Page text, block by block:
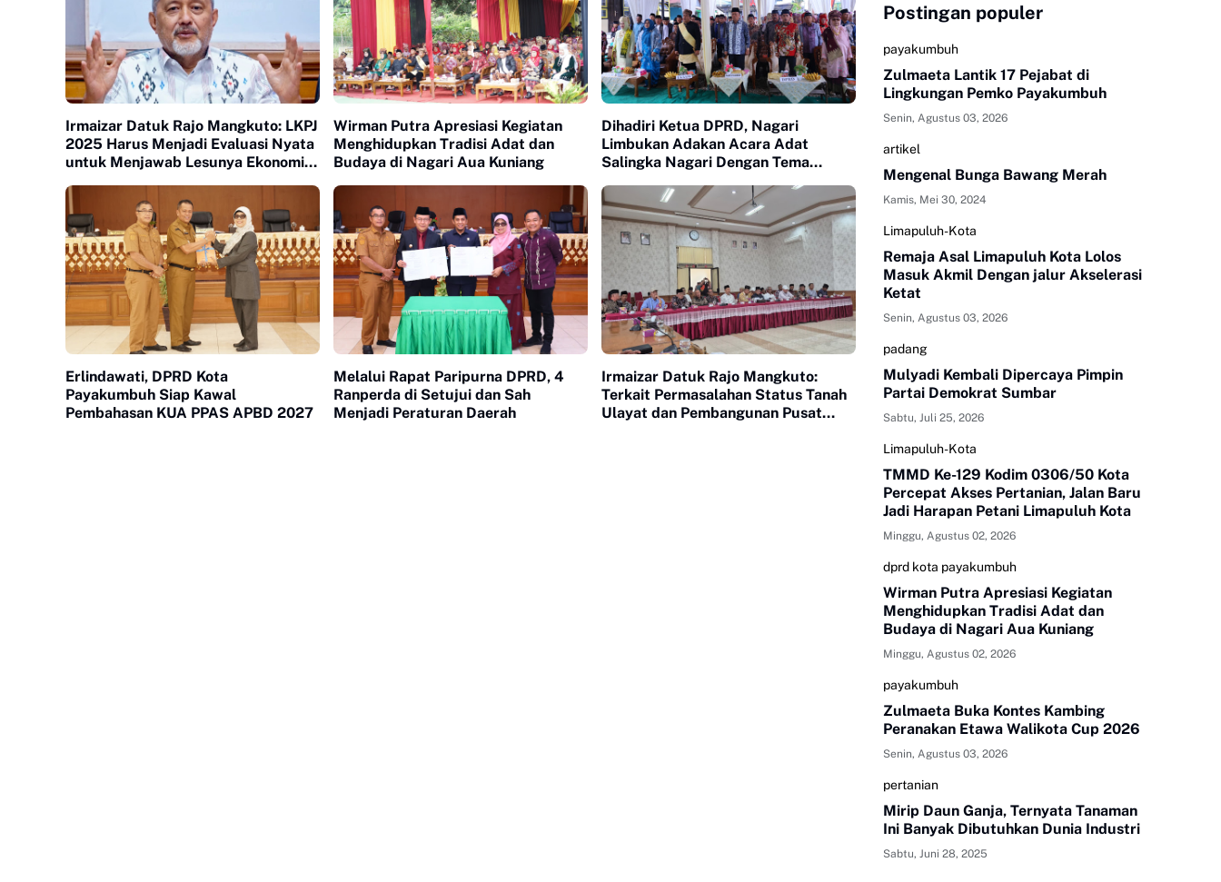
Irmaizar Datuk Rajo Mangkuto: LKPJ
2025 Harus Menjadi Evaluasi Nyata
untuk Menjawab Lesunya Ekonomi
Wirman Putra Apresiasi Kegiatan
Menghidupkan Tradisi Adat dan
Budaya di Nagari Aua Kuniang
Dihadiri Ketua DPRD, Nagari
Limbukan Adakan Acara Adat
Salingka Nagari Dengan Tema
Erlindawati, DPRD Kota
Payakumbuh Siap Kawal
Pembahasan KUA PPAS APBD 2027
Melalui Rapat Paripurna DPRD, 4
Ranperda di Setujui dan Sah
Menjadi Peraturan Daerah
Irmaizar Datuk Rajo Mangkuto:
Terkait Permasalahan Status Tanah
Ulayat dan Pembangunan Pusat
Postingan populer
payakumbuh
Zulmaeta Lantik 17 Pejabat di
Lingkungan Pemko Payakumbuh
Senin, Agustus 03, 2026
artikel
Mengenal Bunga Bawang Merah
Kamis, Mei 30, 2024
Limapuluh-Kota
Remaja Asal Limapuluh Kota Lolos
Masuk Akmil Dengan jalur Akselerasi
Ketat
Senin, Agustus 03, 2026
padang
Mulyadi Kembali Dipercaya Pimpin
Partai Demokrat Sumbar
Sabtu, Juli 25, 2026
Limapuluh-Kota
TMMD Ke-129 Kodim 0306/50 Kota
Percepat Akses Pertanian, Jalan Baru
Jadi Harapan Petani Limapuluh Kota
Minggu, Agustus 02, 2026
dprd kota payakumbuh
Wirman Putra Apresiasi Kegiatan
Menghidupkan Tradisi Adat dan
Budaya di Nagari Aua Kuniang
Minggu, Agustus 02, 2026
payakumbuh
Zulmaeta Buka Kontes Kambing
Peranakan Etawa Walikota Cup 2026
Senin, Agustus 03, 2026
pertanian
Mirip Daun Ganja, Ternyata Tanaman
Ini Banyak Dibutuhkan Dunia Industri
Sabtu, Juni 28, 2025